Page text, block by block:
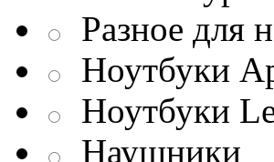
Разное для
Ноутбуки
Ноутбуки
Наушники